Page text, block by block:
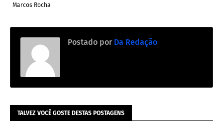
Marcos Rocha
Postado por Da Redação
TALVEZ VOCÊ GOSTE DESTAS POSTAGENS